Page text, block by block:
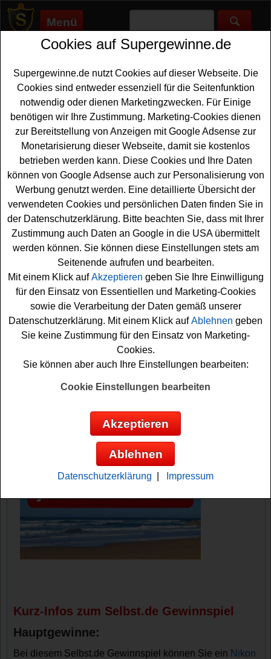
Menü
Supergewinne.de>Gewinnspiele>Technik Gewinnspiele>
Anzeige:
Selbst.de Gewinnspiel - Nikon
Kamera gewinnen
Wer gern eine absolut hochwertigeKamera gewinnen
möchte, hat bei diesem kostenlosen Gewinnspiel von
Selbst.de eine schöne Gelegenheit dazu. Verlost wird ein
Nikon Zfc Kit mit 16-50mm VR SE im Gesamtwert von
949 Euro. Mit etwas Glück können Sie diese tolle
Kamera gewinnen. Falls Sie an der Verlosung
teilnehmen möchten, sollten Sie flink das kleine Formular
ausfüllen. Denn nur so können Sie an dem Kamera
Gewinnspiel teilnehmen und sich Ihre Chance sichern.
Vielleicht haben Sie ja Glück?
Selbst.de verlost ein Nikon Kamera Set
Kurz-Infos zum Selbst.de Gewinnspiel
Hauptgewinne:
Bei diesem Selbst.de Gewinnspiel können Sie ein Nikon
Cookies auf Supergewinne.de
Supergewinne.de nutzt Cookies auf dieser Webseite. Die
Cookies sind entweder essenziell für die Seitenfunktion
notwendig oder dienen Marketingzwecken. Für Einige
benötigen wir Ihre Zustimmung. Marketing-Cookies dienen
zur Bereitstellung von Anzeigen mit Google Adsense zur
Monetarisierung dieser Webseite, damit sie kostenlos
betrieben werden kann. Diese Cookies und Ihre Daten
können von Google Adsense auch zur Personalisierung von
Werbung genutzt werden. Eine detaillierte Übersicht der
verwendeten Cookies und persönlichen Daten finden Sie in
der Datenschutzerklärung. Bitte beachten Sie, dass mit Ihrer
Zustimmung auch Daten an Google in die USA übermittelt
werden können. Sie können diese Einstellungen stets am
Seitenende aufrufen und bearbeiten.
Mit einem Klick aufAkzeptieren geben Sie Ihre Einwilligung
für den Einsatz von Essentiellen und Marketing-Cookies
sowie die Verarbeitung der Daten gemäß unserer
Datenschutzerklärung. Mit einem Klick aufAblehnen geben
Sie keine Zustimmung für den Einsatz von Marketing-
Cookies.
Sie können aber auch Ihre Einstellungen bearbeiten:
Cookie Einstellungen bearbeiten
Akzeptieren
Ablehnen
Datenschutzerklärung Impressum